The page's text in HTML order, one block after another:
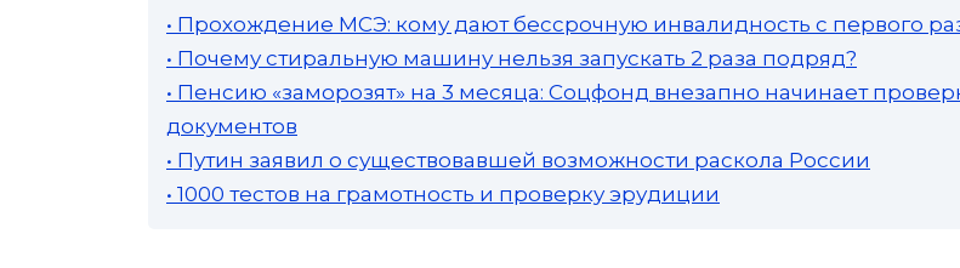
• Прохождение МСЭ: кому дают бессрочную инвалидность с первого
• Почему стиральную машину нельзя запускать 2 раза подряд?
• Пенсию «заморозят» на 3 месяца: Соцфонд внезапно начинает
документов
• Путин заявил о существовавшей возможности раскола России
• 1000 тестов на грамотность и проверку эрудиции